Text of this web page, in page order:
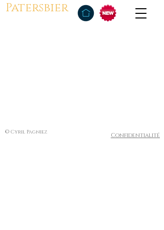
Patersbier
© Cyril Pagniez Confidentialité